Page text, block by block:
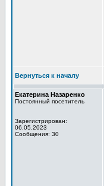
Вернуться к началу
Екатерина Назаренко
Постоянный посетитель
Зарегистрирован:
06.05.2023
Сообщения: 30